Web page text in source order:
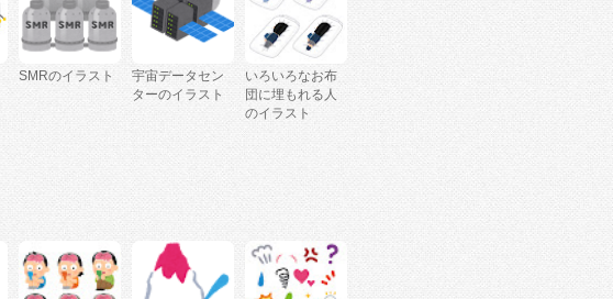
SMRのイラスト
宇宙データセン
ターのイラスト
いろいろなお布
団に埋もれる人
のイラスト